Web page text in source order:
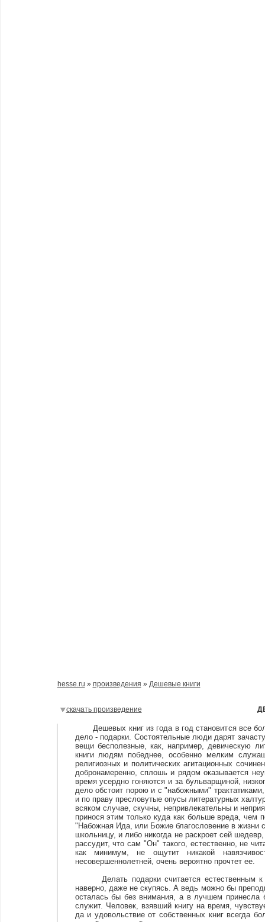
hesse.ru » произведения » Дешевые книги
скачать произведение
Дешевых книг из года в год становится все
дело - подарки. Состоятельные люди дарят
вещи бесполезные, как, например, девическую
книги людям победнее, особенно мелким
религиозных и политических агитационных
добронамеренно, сплошь и рядом оказывается
время усердно гоняются и за бульварщиной,
дело обстоит порою и с "набожными"
и по праву пресловутые опусы литературных
всяком случае, скучны, непривлекательны и
принося этим только куда как больше вреда,
"Набожная Ида, или Божие благословение в жизни
школьницу, и либо никогда не раскроет сей
рассудит, что сам "Он" такого, естественно, не
как минимум, не ощутит никакой
несовершеннолетней, очень вероятно прочтет ее.
Делать подарки считается естественным к
наверно, даже не скупясь. А ведь можно бы
осталась бы без внимания, а в лучшем
служит. Человек, взявший книгу на время,
да и удовольствие от собственных книг всегда